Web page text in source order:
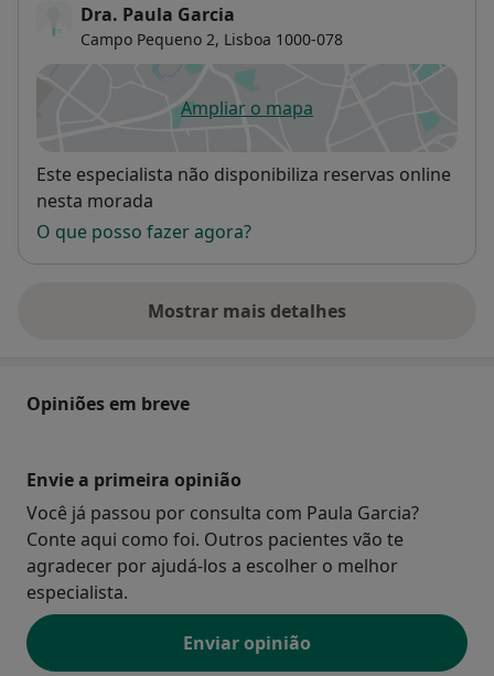
Dra. Paula Garcia
Campo Pequeno 2, Lisboa 1000-078
Ampliar o mapaabre num novo separador
Disponibilidade
Este especialista não disponibiliza reservas online
nesta morada
O que posso fazer agora?
Mostrar mais detalhes
sobre o endereço
Opiniões em breve
Envie a primeira opinião
Você já passou por consulta com Paula Garcia?
Conte aqui como foi. Outros pacientes vão te
agradecer por ajudá-los a escolher o melhor
especialista.
Enviar opinião